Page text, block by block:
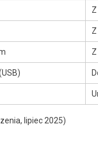
lipiec 2025)